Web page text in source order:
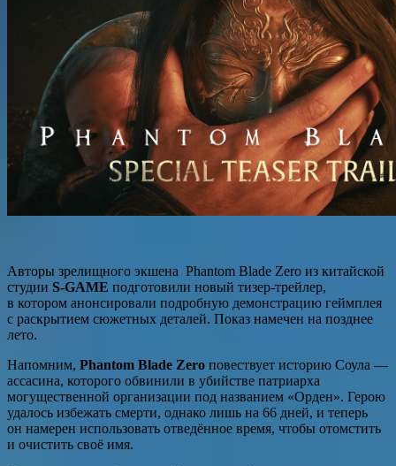
Авторы зрелищного экшена Phantom Blade Zero из китайской
студии S-GAME подготовили новый тизер-трейлер,
в котором анонсировали подробную демонстрацию геймплея
с раскрытием сюжетных деталей. Показ намечен на позднее
лето.
Напомним, Phantom Blade Zero повествует историю Соула —
ассасина, которого обвинили в убийстве патриарха
могущественной организации под названием «Орден». Герою
удалось избежать смерти, однако лишь на 66 дней, и теперь
он намерен использовать отведённое время, чтобы отомстить
и очистить своё имя.